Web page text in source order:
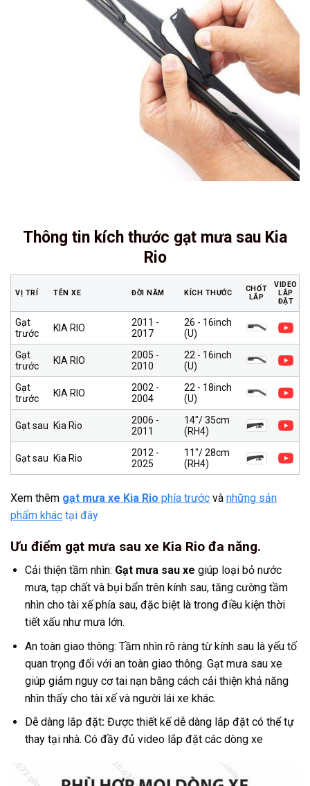
Thông tin kích thước gạt mưa sau Kia
Rio
VỊ TRÍ TÊN XE ĐỜI NĂM KÍCH THƯỚC
CHỐT
LẮP
VIDEO
LẮP
ĐẶT
Gạt
trước
KIA RIO
2011 -
2017
26 - 16inch
(U)
Gạt
trước
KIA RIO
2005 -
2010
22 - 16inch
(U)
Gạt
trước
KIA RIO
2002 -
2004
22 - 18inch
(U)
Gạt sau Kia Rio
2006 -
2011
14″/ 35cm
(RH4)
Gạt sau Kia Rio
2012 -
2025
11″/ 28cm
(RH4)
Xem thêm gạt mưa xe Kia Rio phía trước và những sản
phẩm khác tại đây
Ưu điểm gạt mưa sau xe Kia Rio đa năng.
Cải thiện tầm nhìn: Gạt mưa sau xe giúp loại bỏ nước
mưa, tạp chất và bụi bẩn trên kính sau, tăng cường tầm
nhìn cho tài xế phía sau, đặc biệt là trong điều kiện thời
tiết xấu như mưa lớn.
An toàn giao thông: Tầm nhìn rõ ràng từ kính sau là yếu tố
quan trọng đối với an toàn giao thông. Gạt mưa sau xe
giúp giảm nguy cơ tai nạn bằng cách cải thiện khả năng
nhìn thấy cho tài xế và người lái xe khác.
Dễ dàng lắp đặt: Được thiết kế dễ dàng lắp đặt có thể tự
thay tại nhà. Có đầy đủ video lắp đặt các dòng xe